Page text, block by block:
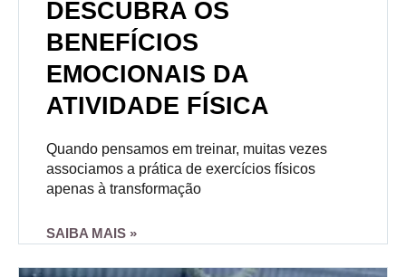
DESCUBRA OS
BENEFÍCIOS
EMOCIONAIS DA
ATIVIDADE FÍSICA
Quando pensamos em treinar, muitas vezes
associamos a prática de exercícios físicos
apenas à transformação
SAIBA MAIS »